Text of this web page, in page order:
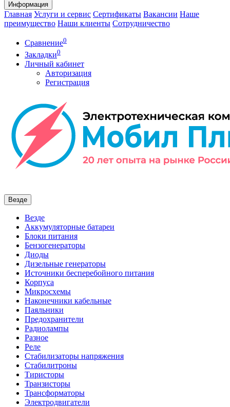
Информация
Главная Услуги и сервис Сертификаты Вакансии Наше
преимущество Наши клиенты Сотрудничество
Сравнение0
Закладки0
Личный кабинет
Авторизация
Регистрация
Везде
Везде
Аккумуляторные батареи
Блоки питания
Бензогенераторы
Диоды
Дизельные генераторы
Источники бесперебойного питания
Корпуса
Микросхемы
Наконечники кабельные
Паяльники
Предохранители
Радиолампы
Разное
Реле
Стабилизаторы напряжения
Стабилитроны
Тиристоры
Транзисторы
Трансформаторы
Электродвигатели